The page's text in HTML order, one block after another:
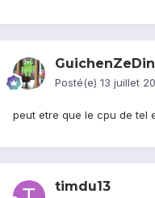
Posté(e) 13 juillet
peut etre que le cpu de tel
timdu13